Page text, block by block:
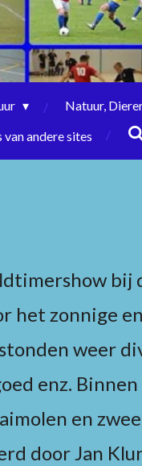
Natuur,
van andere sites
bij
het zonnige
weer
enz.
en
door Jan